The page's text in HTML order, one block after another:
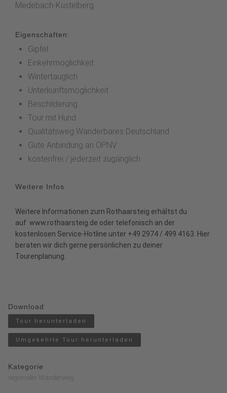
Medebach-Küstelberg
Eigenschaften:
Gipfel
Einkehrmöglichkeit
Wintertauglich
Unterkunftsmöglichkeit
Beschilderung
Tour mit Hund
Qualitätsweg Wanderbares Deutschland
Gute Anbindung an ÖPNV
kostenfrei / jederzeit zugänglich
Weitere Infos
Weitere Informationen zum Rothaarsteig erhältst du
auf www.rothaarsteig.de oder telefonisch an der
kostenlosen Service-Hotline unter +49 2974 / 499 4163. Hier
beraten wir dich gerne persönlichen zu deiner
Tourenplanung.
Download
Tour herunterladen
Umgekehrte Tour herunterladen
Kategorie
regionaler Wanderweg